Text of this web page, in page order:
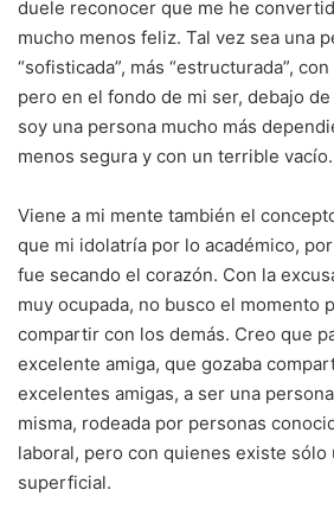
duele reconocer que me he
mucho menos feliz. Tal vez sea una
“sofisticada”, más “estructurada”,
pero en el fondo de mi ser, debajo
soy una persona mucho más
menos segura y con un terrible vacío.
Viene a mi mente también el
que mi idolatría por lo académico,
fue secando el corazón. Con la
muy ocupada, no busco el momento
compartir con los demás. Creo que
excelente amiga, que gozaba
excelentes amigas, a ser una
misma, rodeada por personas
laboral, pero con quienes existe sólo
superficial.